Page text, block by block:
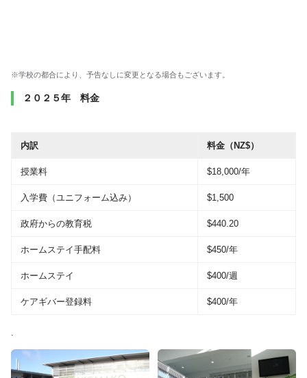
※学校の都合により、予告なしに変更となる場合もございます。
２０２５年 料金
内訳 料金（NZ$）
授業料 $18,000/年
入学費（ユニフォーム込み） $1,500
政府からの教育税 $440.20
ホームステイ手配料 $450/年
ホームステイ $400/週
ケアギバー登録料 $400/年